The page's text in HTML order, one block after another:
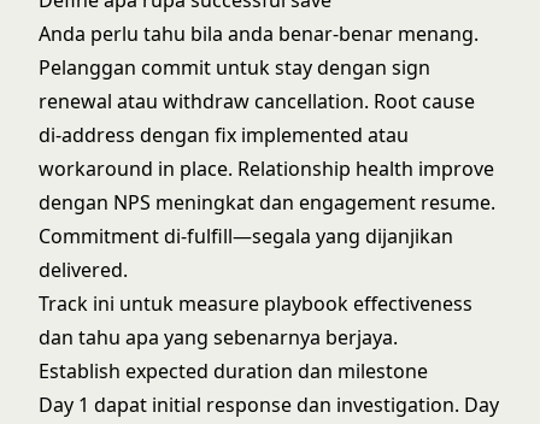
Anda perlu tahu bila anda benar-benar menang.
Pelanggan commit untuk stay dengan sign
renewal atau withdraw cancellation. Root cause
di-address dengan fix implemented atau
workaround in place. Relationship health improve
dengan NPS meningkat dan engagement resume.
Commitment di-fulfill—segala yang dijanjikan
delivered.
Track ini untuk measure playbook effectiveness
dan tahu apa yang sebenarnya berjaya.
Establish expected duration dan milestone
Day 1 dapat initial response dan investigation. Day